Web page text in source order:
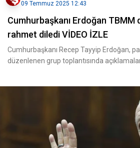
09 Temmuz 2025 12:43
Cumhurbaşkanı Erdoğan TBMM
rahmet diledi VİDEO İZLE
Cumhurbaşkanı Recep Tayyip Erdoğan,
düzenlenen grup toplantısında